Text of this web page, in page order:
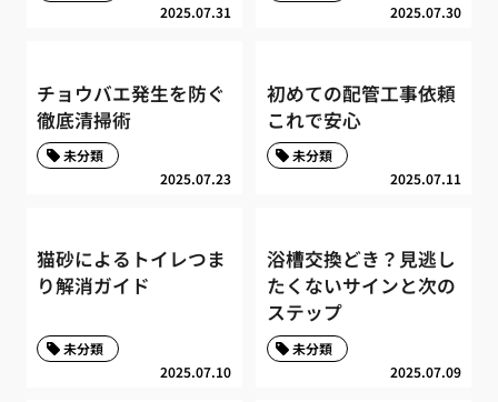
2025.07.31 2025.07.30
チョウバエ発生を防ぐ
徹底清掃術
2025.07.23
未分類
初めての配管工事依頼
これで安心
2025.07.11
未分類
猫砂によるトイレつま
り解消ガイド
2025.07.10
未分類
浴槽交換どき？見逃し
たくないサインと次の
ステップ
2025.07.09
未分類